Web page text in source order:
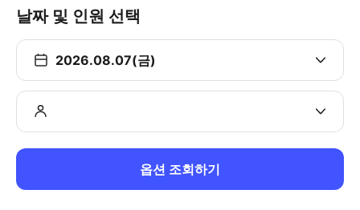
날짜 및 인원 선택
2026.08.07(금)
옵션 조회하기